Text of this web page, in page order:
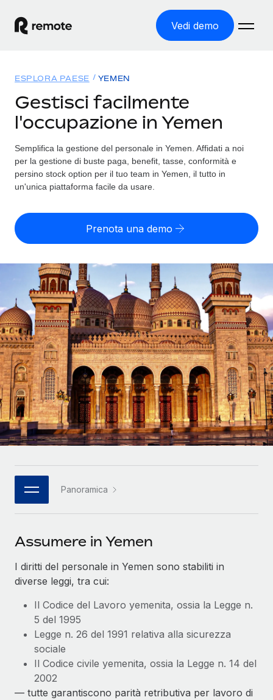
Vedi demo
ASSUMI NEL MONDO
Global Payroll
Gestisci il payroll a norma, in tutta semplicità
Employer of Record
Contractor Management
SERVICES
Chiedi a un esperto
Affidati agli esperti per la gestione HR e la
compliance globale
Soluzioni
COPERTURA GLOBALE
Ricerca paesi
Trova i servizi di supporto all’impiego per ogni Paese
Confronta Remote
Scopri come ci confrontiamo con gli altri
DIVENTA NOSTRO PARTNER
Partner tecnologici strategici
Integra l'HR globale nella tua piattaforma in modo
flessibile
CASE STUDIES
Tariffe
English
Nederlands
Français
Deutsch
Español
Italiano
Português (Portugal)
日本語
한국어
中文（简体）
Login
ESPLORA PAESE YEMEN
Gestisci facilmente
l'occupazione in Yemen
Semplifica la gestione del personale in Yemen. Affidati a noi
per la gestione di buste paga, benefit, tasse, conformità e
persino stock option per il tuo team in Yemen, il tutto in
un'unica piattaforma facile da usare.
Prenota una demo
Panoramica
Assumere in Yemen
I diritti del personale in Yemen sono stabiliti in
diverse leggi, tra cui:
Il Codice del Lavoro yemenita, ossia la Legge n.
5 del 1995
Legge n. 26 del 1991 relativa alla sicurezza
sociale
Il Codice civile yemenita, ossia la Legge n. 14 del
2002
— tutte garantiscono parità retributiva per lavoro di